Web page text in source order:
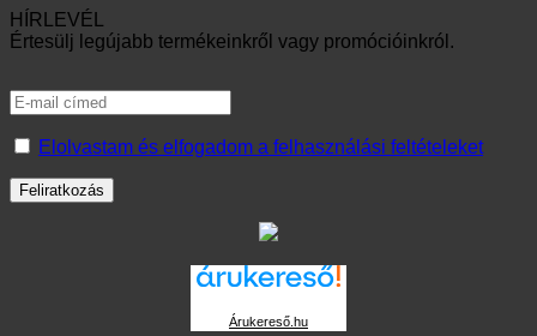
HÍRLEVÉL
Értesülj legújabb termékeinkről vagy promócióinkról.
Elolvastam és elfogadom a felhasználási feltételeket
Árukereső.hu